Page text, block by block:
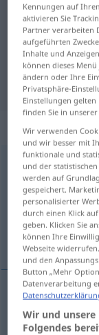
Abfallcontainerm
Übersicht
(Für mehr Details
contenedor
contenedormde
Kennungen auf
aktivieren Sie
Partner verarbeiten
aufgeführten
Inhalte und
können dieses
ändern oder Ihre
Privatsphäre-
Einstellungen
finden Sie in
Wir verwenden
und wir besser mit
funktionale und
und der
werden auf
gespeichert.
personalisierter
durch einen Klick
geben. Klicken Sie
können Ihre
Webseite
und den
Button „Mehr
Datenverarbeitung
Wir und
Folgendes